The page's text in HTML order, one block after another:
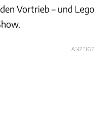
Vortrieb – und Lego
ANZEIGE